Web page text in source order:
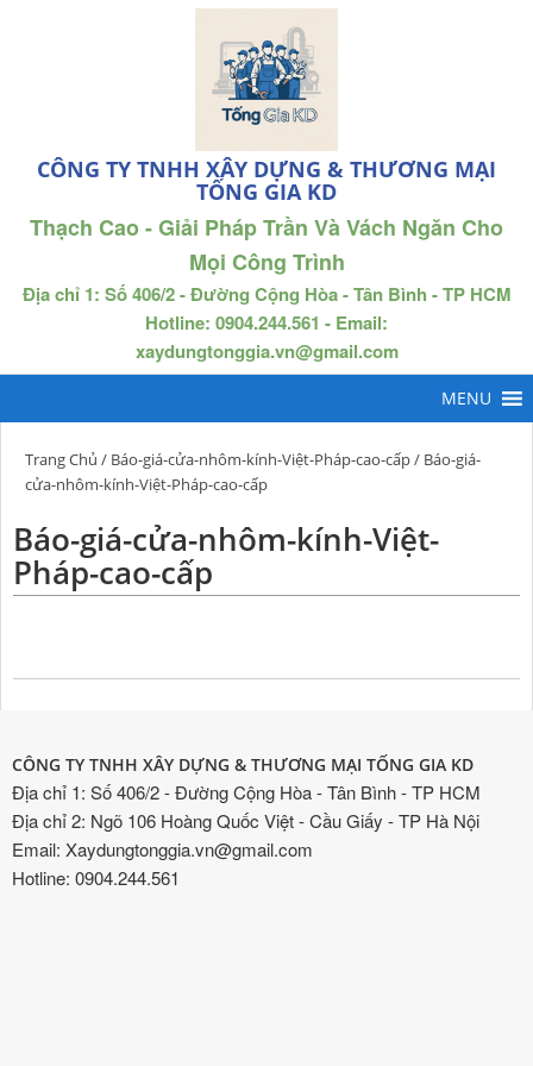
CÔNG TY TNHH XÂY DỰNG & THƯƠNG MẠI
TỐNG GIA KD
Thạch Cao - Giải Pháp Trần Và Vách Ngăn Cho
Mọi Công Trình
Địa chỉ 1: Số 406/2 - Đường Cộng Hòa - Tân Bình - TP HCM
Hotline: 0904.244.561 - Email:
xaydungtonggia.vn@gmail.com
Trang Chủ / Báo-giá-cửa-nhôm-kính-Việt-Pháp-cao-cấp/ Báo-giá-
cửa-nhôm-kính-Việt-Pháp-cao-cấp
Báo-giá-cửa-nhôm-kính-Việt-
Pháp-cao-cấp
CÔNG TY TNHH XÂY DỰNG & THƯƠNG MẠI TỐNG GIA KD
Địa chỉ 1: Số 406/2 - Đường Cộng Hòa - Tân Bình - TP HCM
Địa chỉ 2: Ngõ 106 Hoàng Quốc Việt - Cầu Giấy - TP Hà Nội
Email: Xaydungtonggia.vn@gmail.com
Hotline: 0904.244.561